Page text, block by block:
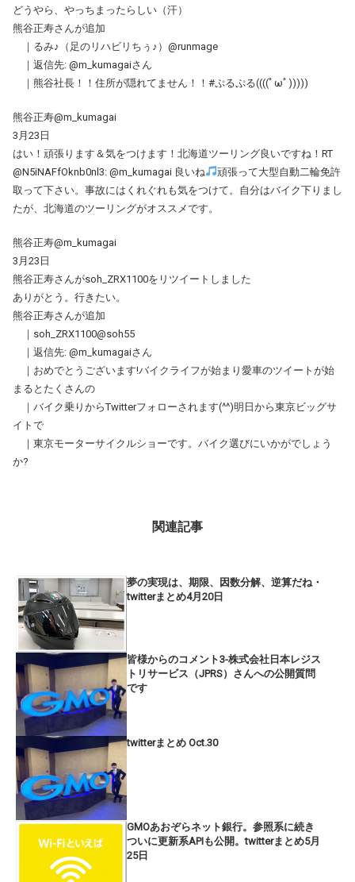
どうやら、やっちまったらしい（汗）
熊谷正寿さんが追加
｜るみ♪（足のリハビリちぅ♪）@runmage
｜返信先: @m_kumagaiさん
｜熊谷社長！！住所が隠れてません！！#ぷるぷる((((ﾟωﾟ)))))
熊谷正寿@m_kumagai
3月23日
はい！頑張ります＆気をつけます！北海道ツーリング良いですね！RT
@N5iNAFfOknb0nl3: @m_kumagai 良いね
頑張って大型自動二輪免許
取って下さい。事故にはくれぐれも気をつけて。自分はバイク下りまし
たが、北海道のツーリングがオススメです。
熊谷正寿@m_kumagai
3月23日
熊谷正寿さんがsoh_ZRX1100をリツイートしました
ありがとう。行きたい。
熊谷正寿さんが追加
｜soh_ZRX1100@soh55
｜返信先: @m_kumagaiさん
｜おめでとうございます!バイクライフが始まり愛車のツイートが始
まるとたくさんの
｜バイク乗りからTwitterフォローされます(^^)明日から東京ビッグサ
イトで
｜東京モーターサイクルショーです。バイク選びにいかがでしょう
か?
関連記事
夢の実現は、期限、因数分解、逆算だね・
twitterまとめ4月20日
皆様からのコメント3-株式会社日本レジス
トリサービス（JPRS）さんへの公開質問
です
twitterまとめ Oct.30
GMOあおぞらネット銀行。参照系に続き
ついに更新系APIも公開。twitterまとめ5月
25日